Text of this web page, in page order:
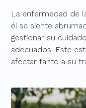
La enfermedad de
él se siente
gestionar su
adecuados. Este
afectar tanto a su